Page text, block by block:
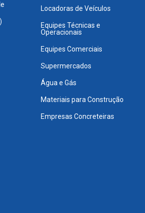
Locadoras de Veículos
Equipes Técnicas e
Operacionais
Equipes Comerciais
Supermercados
Água e Gás
Materiais para Construção
Empresas Concreteiras